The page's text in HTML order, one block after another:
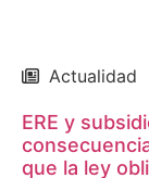
Actualidad
ERE y
que la ley